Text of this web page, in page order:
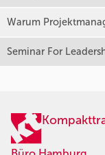
Warum
Seminar For